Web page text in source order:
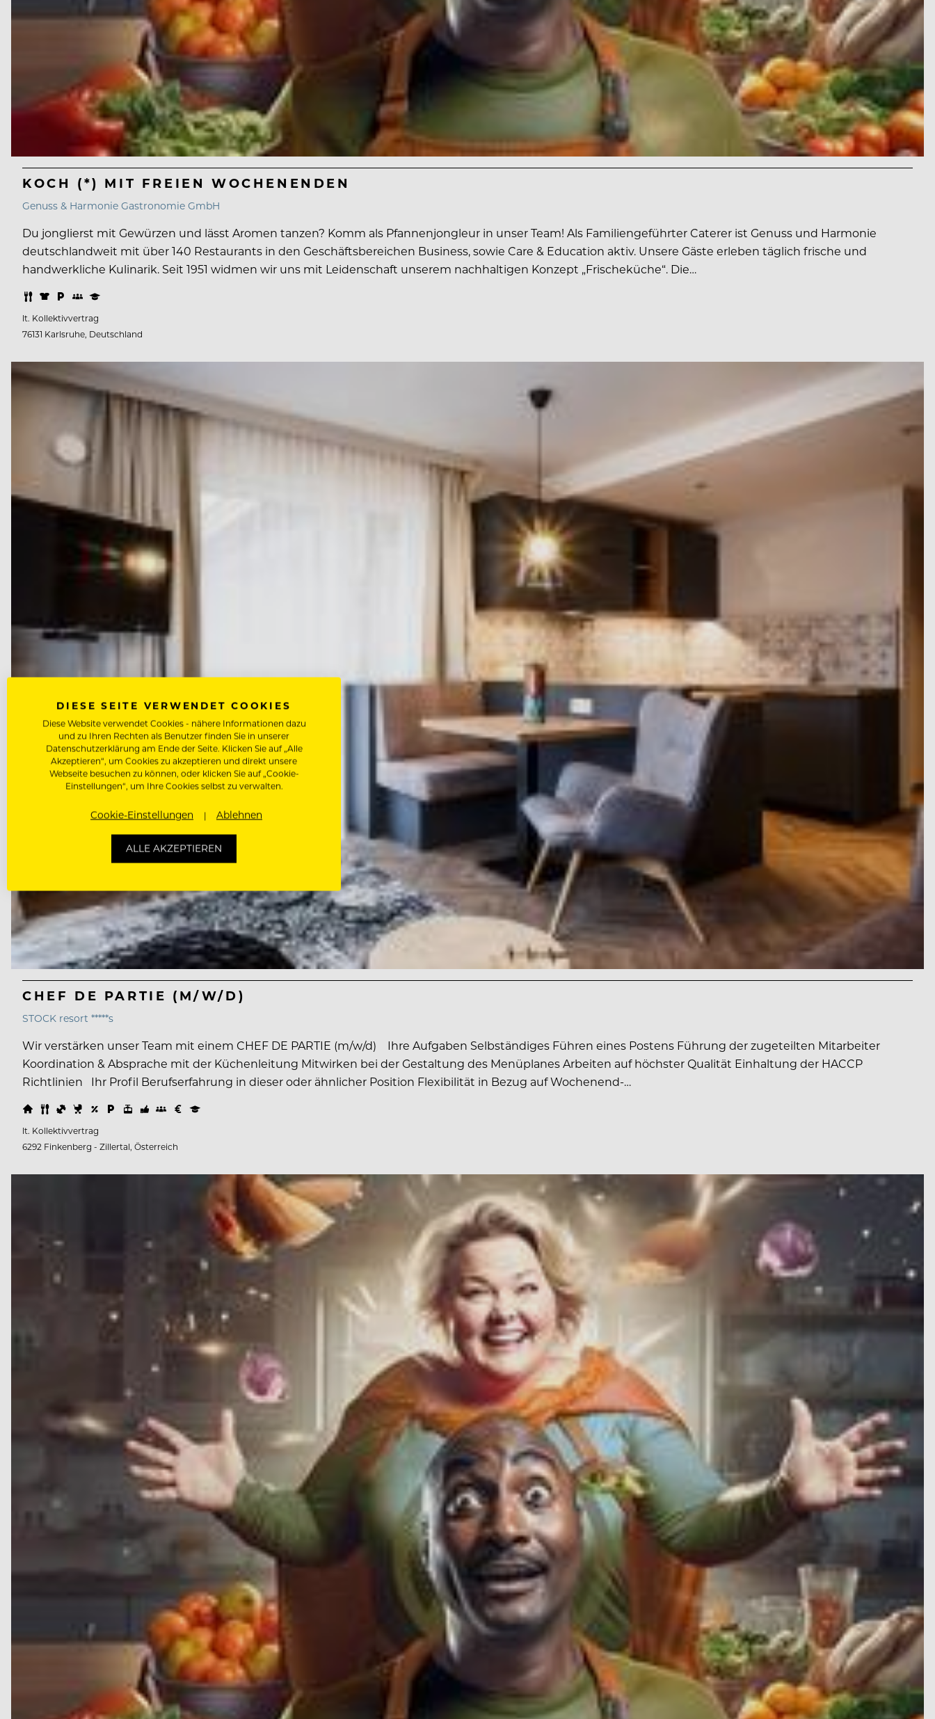
KOCH (*) MIT FREIEN WOCHENENDEN
Genuss & Harmonie Gastronomie GmbH
Du jonglierst mit Gewürzen und lässt Aromen tanzen? Komm als Pfannenjongleur in unser Team! Als Familiengeführter Caterer ist Genuss und Harmonie
deutschlandweit mit über 140 Restaurants in den Geschäftsbereichen Business, sowie Care & Education aktiv. Unsere Gäste erleben täglich frische und
handwerkliche Kulinarik. Seit 1951 widmen wir uns mit Leidenschaft unserem nachhaltigen Konzept „Frischeküche“. Die…
lt. Kollektivvertrag
76131 Karlsruhe, Deutschland
CHEF DE PARTIE (M/W/D)
STOCK resort *****s
Wir verstärken unser Team mit einem CHEF DE PARTIE (m/w/d) Ihre Aufgaben Selbständiges Führen eines Postens Führung der zugeteilten Mitarbeiter
Koordination & Absprache mit der Küchenleitung Mitwirken bei der Gestaltung des Menüplanes Arbeiten auf höchster Qualität Einhaltung der HACCP
Richtlinien Ihr Profil Berufserfahrung in dieser oder ähnlicher Position Flexibilität in Bezug auf Wochenend-…
lt. Kollektivvertrag
6292 Finkenberg - Zillertal, Österreich
DIESE SEITE VERWENDET COOKIES
Diese Website verwendet Cookies - nähere Informationen dazu
und zu Ihren Rechten als Benutzer finden Sie in unserer
Datenschutzerklärung am Ende der Seite. Klicken Sie auf „Alle
Akzeptieren“, um Cookies zu akzeptieren und direkt unsere
Webseite besuchen zu können, oder klicken Sie auf „Cookie-
Einstellungen“, um Ihre Cookies selbst zu verwalten.
Cookie-Einstellungen Ablehnen
ALLE AKZEPTIEREN